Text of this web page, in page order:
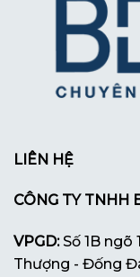
LIÊN HỆ
CÔNG TY TNHH
VPGD:Số 1B ngõ
Thượng - Đống